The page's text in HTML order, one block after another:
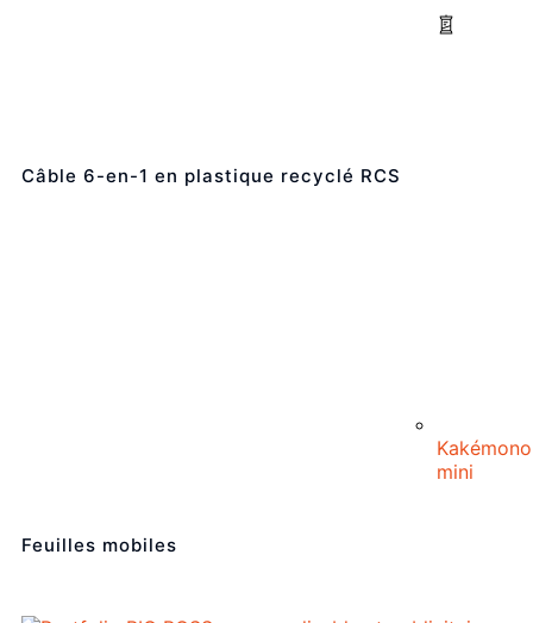
Kakémono
mini
Câble 6-en-1 en plastique recyclé RCS
Feuilles mobiles